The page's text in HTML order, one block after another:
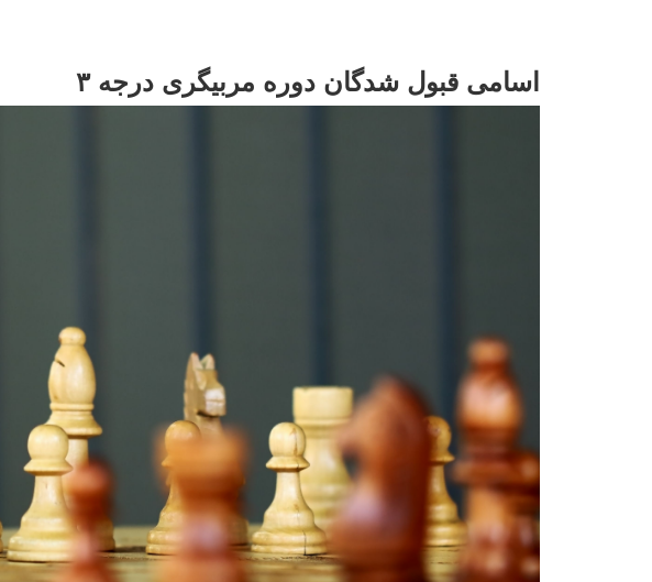
اسامی قبول شدگان دوره مربیگری درجه ۳